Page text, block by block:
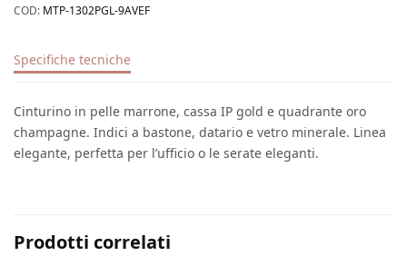
COD: MTP-1302PGL-9AVEF
Specifiche tecniche
Cinturino in pelle marrone, cassa IP gold e quadrante oro
champagne. Indici a bastone, datario e vetro minerale. Linea
elegante, perfetta per l’ufficio o le serate eleganti.
Prodotti correlati